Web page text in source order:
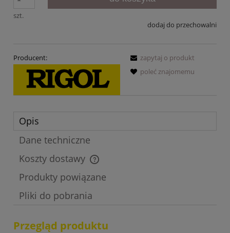
szt.
dodaj do przechowalni
Producent:
zapytaj o produkt
poleć znajomemu
Opis
Dane techniczne
Koszty dostawy
Cena nie zawiera ewentualnych kosztów płatności
Produkty powiązane
Pliki do pobrania
Przegląd produktu